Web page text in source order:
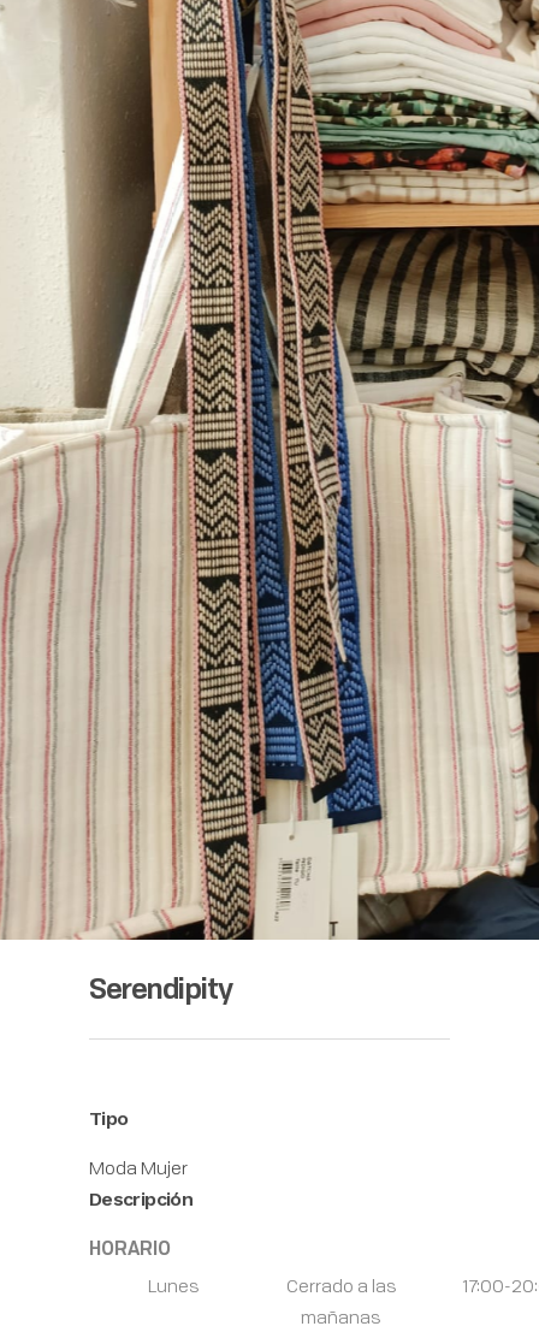
Serendipity
Tipo
Moda Mujer
Descripción
HORARIO
Lunes
Cerrado a las
mañanas
17:00-